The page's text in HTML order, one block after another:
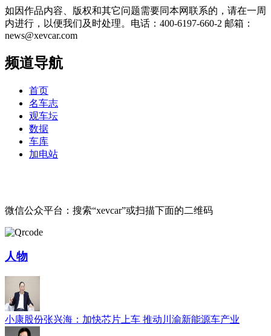
如因作品内容、版权和其它问题需要同本网联系的，请在一周
内进行，以便我们及时处理。电话：400-6197-660-2 邮箱：
news@xevcar.com
频道导航
首页
名车志
观车坛
数据
车库
加电站
微信公众平台：搜索“xevcar”或扫描下面的二维码
人物
小康股份张兴海：加快芯片上车 推动川渝新能源车产业